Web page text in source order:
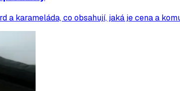
karameláda, co obsahují, jaká je cena a